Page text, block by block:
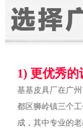
1) 更优秀
基基皮具厂在广
都区狮岭镇三个
成，其中专业的